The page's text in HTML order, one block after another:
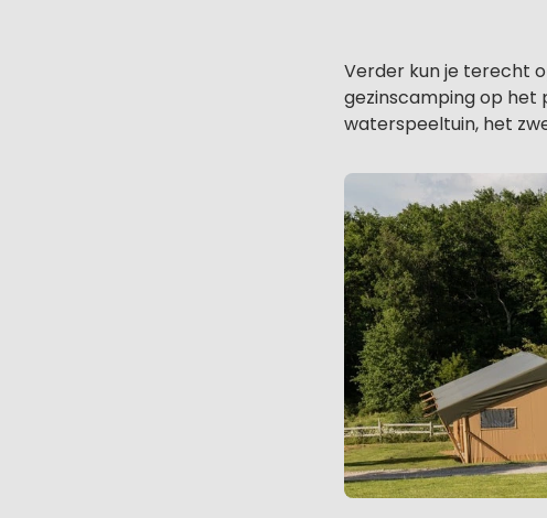
Verder kun je terecht
gezinscamping op het
waterspeeltuin, het